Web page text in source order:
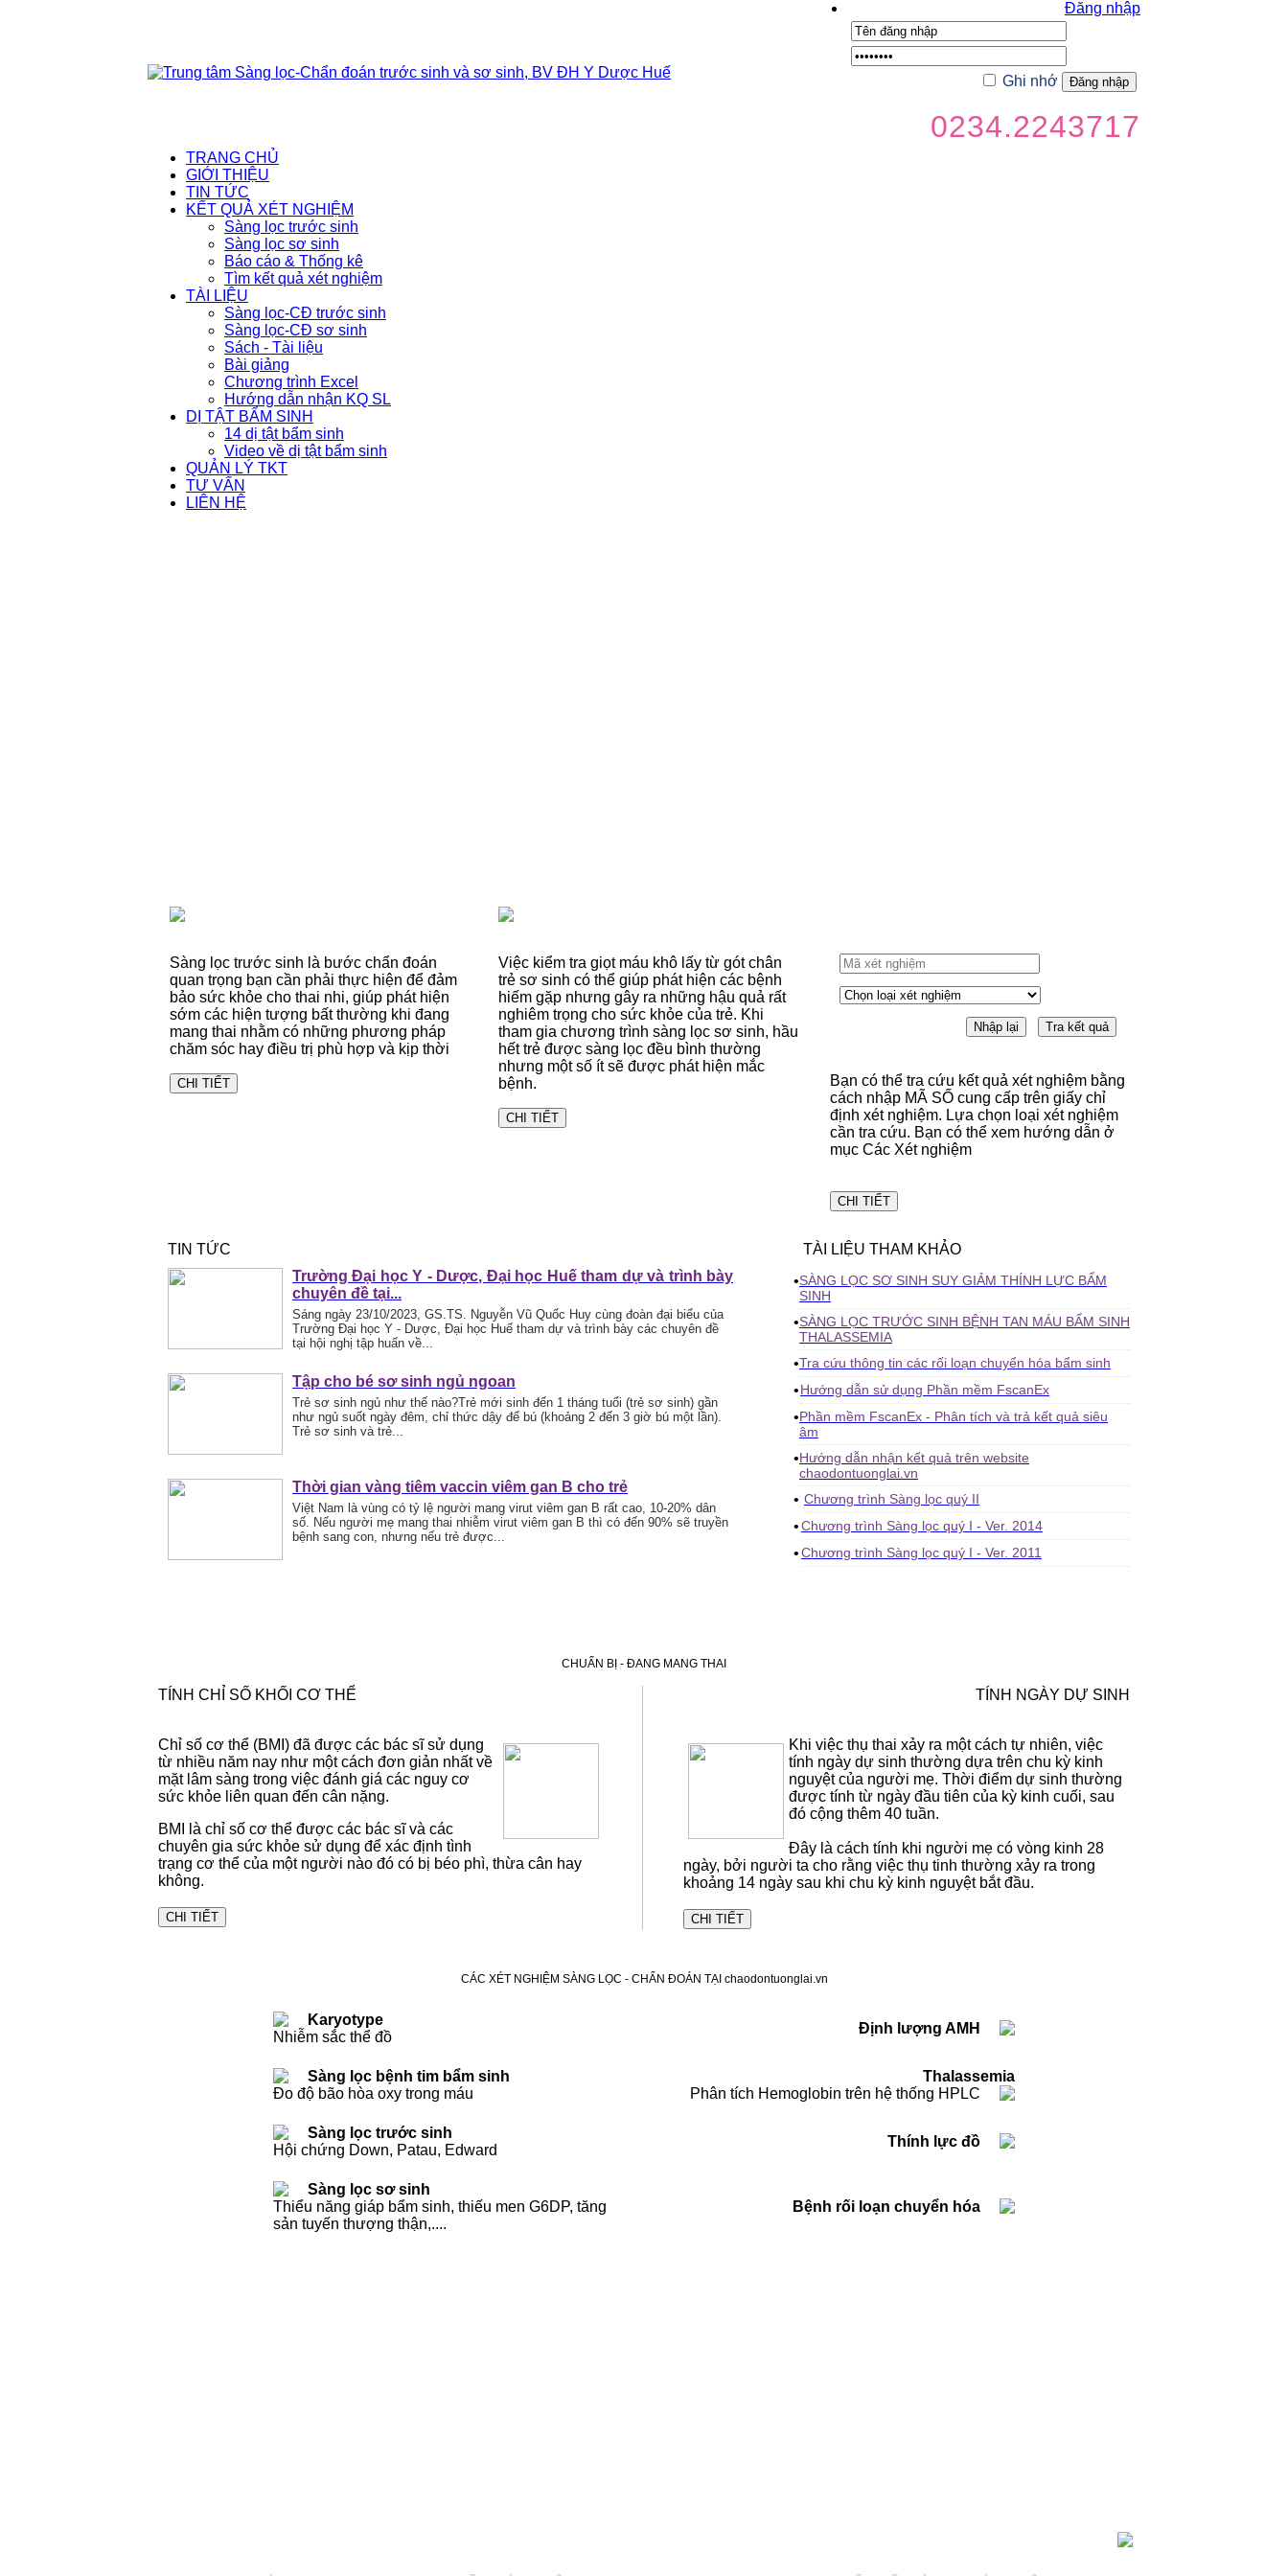
Đăng nhập
Ghi nhớ
0234.2243717
TRANG CHỦ
GIỚI THIỆU
TIN TỨC
KẾT QUẢ XÉT NGHIỆM
Sàng lọc trước sinh
Sàng lọc sơ sinh
Báo cáo & Thống kê
Tìm kết quả xét nghiệm
TÀI LIỆU
Sàng lọc-CĐ trước sinh
Sàng lọc-CĐ sơ sinh
Sách - Tài liệu
Bài giảng
Chương trình Excel
Hướng dẫn nhận KQ SL
DỊ TẬT BẨM SINH
14 dị tật bẩm sinh
Video về dị tật bẩm sinh
QUẢN LÝ TKT
TƯ VẤN
LIÊN HỆ
Sàng lọc trước sinh là bước chẩn đoán
quan trọng bạn cần phải thực hiện để đảm
bảo sức khỏe cho thai nhi, giúp phát hiện
sớm các hiện tượng bất thường khi đang
mang thai nhằm có những phương pháp
chăm sóc hay điều trị phù hợp và kịp thời
CHI TIẾT
Việc kiểm tra giọt máu khô lấy từ gót chân
trẻ sơ sinh có thể giúp phát hiện các bệnh
hiếm gặp nhưng gây ra những hậu quả rất
nghiêm trọng cho sức khỏe của trẻ. Khi
tham gia chương trình sàng lọc sơ sinh, hầu
hết trẻ được sàng lọc đều bình thường
nhưng một số ít sẽ được phát hiện mắc
bệnh.
CHI TIẾT
Bạn có thể tra cứu kết quả xét nghiệm bằng
cách nhập MÃ SỐ cung cấp trên giấy chỉ
định xét nghiệm. Lựa chọn loại xét nghiệm
cần tra cứu. Bạn có thể xem hướng dẫn ở
mục Các Xét nghiệm
CHI TIẾT
TIN TỨC
Trường Đại học Y - Dược, Đại học Huế tham dự và trình bày
chuyên đề tại...
Sáng ngày 23/10/2023, GS.TS. Nguyễn Vũ Quốc Huy cùng đoàn đại biểu của
Trường Đại học Y - Dược, Đại học Huế tham dự và trình bày các chuyên đề
tại hội nghị tập huấn về...
Tập cho bé sơ sinh ngủ ngoan
Trẻ sơ sinh ngủ như thế nào?Trẻ mới sinh đến 1 tháng tuổi (trẻ sơ sinh) gần
như ngủ suốt ngày đêm, chỉ thức dậy để bú (khoảng 2 đến 3 giờ bú một lần).
Trẻ sơ sinh và trẻ...
Thời gian vàng tiêm vaccin viêm gan B cho trẻ
Việt Nam là vùng có tỷ lệ người mang virut viêm gan B rất cao, 10-20% dân
số. Nếu người mẹ mang thai nhiễm virut viêm gan B thì có đến 90% sẽ truyền
bệnh sang con, nhưng nếu trẻ được...
TÀI LIỆU THAM KHẢO
•SÀNG LỌC SƠ SINH SUY GIẢM THÍNH LỰC BẨM
SINH
•SÀNG LỌC TRƯỚC SINH BỆNH TAN MÁU BẨM SINH
THALASSEMIA
•Tra cứu thông tin các rối loạn chuyển hóa bẩm sinh
•Hướng dẫn sử dụng Phần mềm FscanEx
•Phần mềm FscanEx - Phân tích và trả kết quả siêu
âm
•Hướng dẫn nhận kết quả trên website
chaodontuonglai.vn
• Chương trình Sàng lọc quý II
•Chương trình Sàng lọc quý I - Ver. 2014
•Chương trình Sàng lọc quý I - Ver. 2011
CHUẨN BỊ - ĐANG MANG THAI
TÍNH CHỈ SỐ KHỐI CƠ THỂ
Chỉ số cơ thể (BMI) đã được các bác sĩ sử dụng
từ nhiều năm nay như một cách đơn giản nhất về
mặt lâm sàng trong việc đánh giá các nguy cơ
sức khỏe liên quan đến cân nặng.
BMI là chỉ số cơ thể được các bác sĩ và các
chuyên gia sức khỏe sử dụng để xác định tình
trạng cơ thể của một người nào đó có bị béo phì, thừa cân hay
không.
CHI TIẾT
TÍNH NGÀY DỰ SINH
Khi việc thụ thai xảy ra một cách tự nhiên, việc
tính ngày dự sinh thường dựa trên chu kỳ kinh
nguyệt của người mẹ. Thời điểm dự sinh thường
được tính từ ngày đầu tiên của kỳ kinh cuối, sau
đó cộng thêm 40 tuần.
Đây là cách tính khi người mẹ có vòng kinh 28
ngày, bởi người ta cho rằng việc thụ tinh thường xảy ra trong
khoảng 14 ngày sau khi chu kỳ kinh nguyệt bắt đầu.
CHI TIẾT
CÁC XÉT NGHIỆM SÀNG LỌC - CHẨN ĐOÁN TẠI chaodontuonglai.vn
Karyotype
Nhiễm sắc thể đồ
Định lượng AMH
Sàng lọc bệnh tim bẩm sinh
Đo độ bão hòa oxy trong máu
Thalassemia
Phân tích Hemoglobin trên hệ thống HPLC
Sàng lọc trước sinh
Hội chứng Down, Patau, Edward
Thính lực đồ
Sàng lọc sơ sinh
Thiểu năng giáp bẩm sinh, thiếu men G6DP, tăng
sản tuyến thượng thận,....
Bệnh rối loạn chuyển hóa